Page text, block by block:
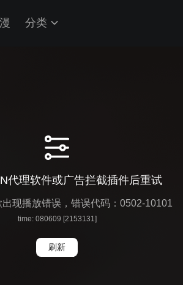
分类
代理软件或广告拦截插件后重试
出现播放错误，错误代码：0502-10101
time: 080609 [2153131]
刷新